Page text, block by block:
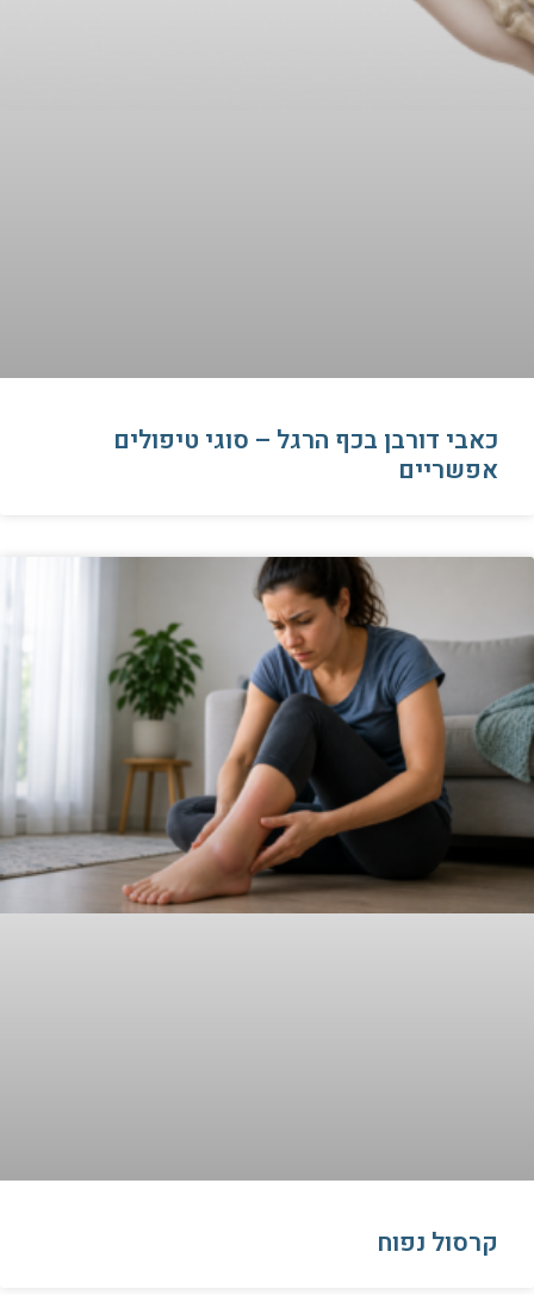
כאבי דורבן בכף הרגל – סוגי טיפולים
אפשריים
קרסול נפוח